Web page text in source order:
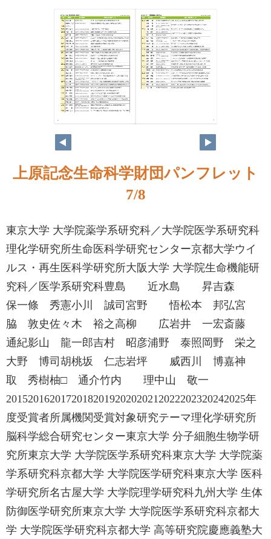
上原記念生命科学財団パンフレット
7/8
東京大学 大学院薬学系研究科／大学院医学系研究科
理化学研究所生命医科学研究センター京都大学ウイ
ルス・再生医科学研究所大阪大学 大学院生命機能研
究科／医学系研究科豊島 近水島 昇吉森
保一條 秀憲小川 誠司宮野 悟松本 邦弘宮
脇 敦史佐々木 裕之高柳 広岩井 一宏斎藤
通紀影山 龍一郎吉村 昭彦浦野 泰照岡野 栄之
大野 博司胡桃坂 仁志岩坪 威西川 博嘉神
取 秀樹柚□ 通介竹内 理中山 敬一
20152016201720182019202020212022202320242025年
度受賞者所属機関受賞対象研究テーマ理化学研究所
脳科学総合研究センター東京大学 分子細胞生物学研
究所東京大学 大学院医学系研究科東京大学 大学院薬
学系研究科京都大学 大学院医学研究科東京大学 医科
学研究所名古屋大学 大学院理学研究科九州大学 生体
防御医学研究所東京大学 大学院医学系研究科京都大
学 大学院医学研究科京都大学 高等研究院慶應義塾大